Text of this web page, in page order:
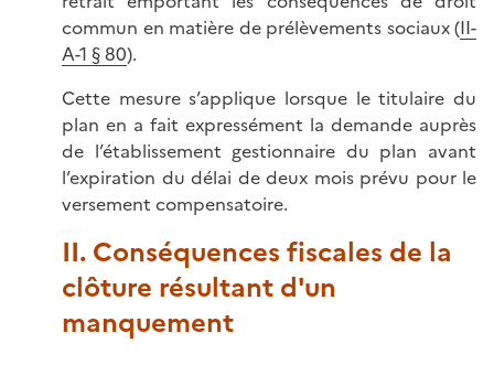
commun en matière de prélèvements sociaux (II-
A-1 § 80).
Cette mesure s’applique lorsque le titulaire du
plan en a fait expressément la demande auprès
de l’établissement gestionnaire du plan avant
l’expiration du délai de deux mois prévu pour le
versement compensatoire.
II. Conséquences fiscales de la
clôture résultant d'un
manquement